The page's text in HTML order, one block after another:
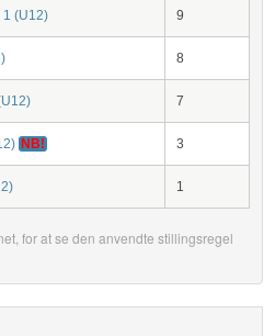
(U12) 9
8
7
NB! 3
1
for at se den anvendte stillingsregel